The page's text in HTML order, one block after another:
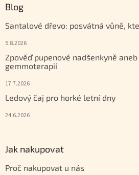
Blog
Santalové dřevo: posvátná vůně,
5.8.2026
Zpověď pupenové nadšenkyně
gemmoterapií
17.7.2026
Ledový čaj pro horké letní dny
24.6.2026
Jak nakupovat
Proč nakupovat u nás